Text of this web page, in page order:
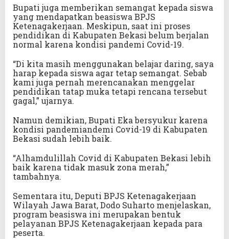
Bupati juga memberikan semangat kepada siswa
yang mendapatkan beasiswa BPJS
Ketenagakerjaan. Meskipun, saat ini proses
pendidikan di Kabupaten Bekasi belum berjalan
normal karena kondisi pandemi Covid-19.
“Di kita masih menggunakan belajar daring, saya
harap kepada siswa agar tetap semangat. Sebab
kami juga pernah merencanakan menggelar
pendidikan tatap muka tetapi rencana tersebut
gagal,” ujarnya.
Namun demikian, Bupati Eka bersyukur karena
kondisi pandemiandemi Covid-19 di Kabupaten
Bekasi sudah lebih baik.
“Alhamdulillah Covid di Kabupaten Bekasi lebih
baik karena tidak masuk zona merah,”
tambahnya.
Sementara itu, Deputi BPJS Ketenagakerjaan
Wilayah Jawa Barat, Dodo Suharto menjelaskan,
program beasiswa ini merupakan bentuk
pelayanan BPJS Ketenagakerjaan kepada para
peserta.